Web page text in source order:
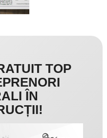
TOP
ÎN